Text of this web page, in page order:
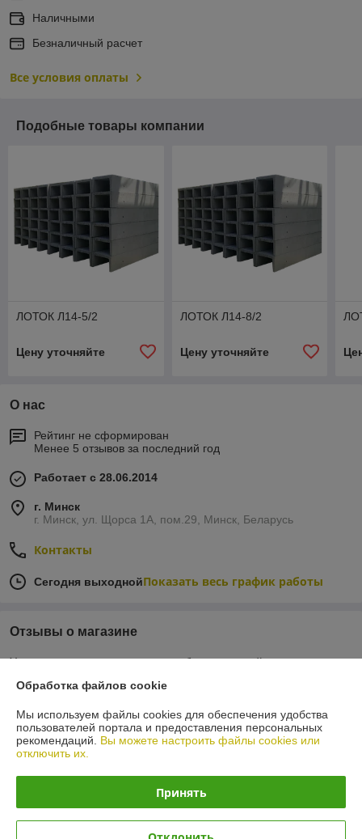
Наличными
Безналичный расчет
Все условия оплаты
Подобные товары компании
ЛОТОК Л14-5/2
Цену уточняйте
ЛОТОК Л14-8/2
Цену уточняйте
О нас
Рейтинг не сформирован
Менее 5 отзывов за последний год
Работает с 28.06.2014
г. Минск
г. Минск, ул. Щорса 1А, пом.29, Минск, Беларусь
Контакты
Сегодня выходнойПоказать весь график работы
Отзывы о магазине
У компании пока нет отзывов, добавьте первый
О нас
Контакты
График работы
Обработка файлов cookie
Мы используем файлы cookies для обеспечения удобства
пользователей портала и предоставления персональных
рекомендаций. Вы можете настроить файлы cookies или
отключить их.
Принять